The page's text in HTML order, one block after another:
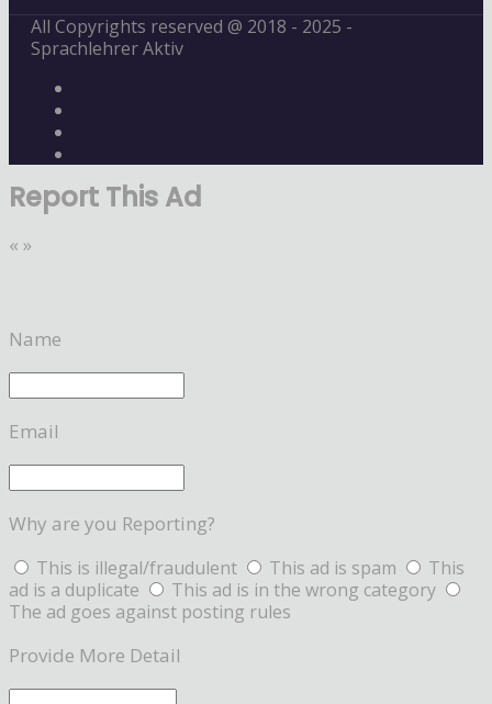
All Copyrights reserved @ 2018 - 2025 -
Sprachlehrer Aktiv
Report This Ad
« »
Name
Email
Why are you Reporting?
This is illegal/fraudulent This ad is spam
This
ad is a duplicate
This ad is in the wrong category
The ad goes against posting rules
Provide More Detail